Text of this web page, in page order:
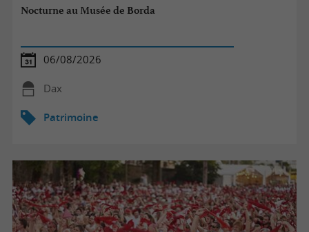
Nocturne au Musée de Borda
06/08/2026
Dax
Patrimoine